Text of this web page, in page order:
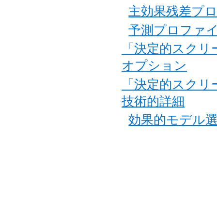
主効果残差プ
予測プロファ
「決定的スク
オプション
「決定的スク
技術的詳細
効果的モデル